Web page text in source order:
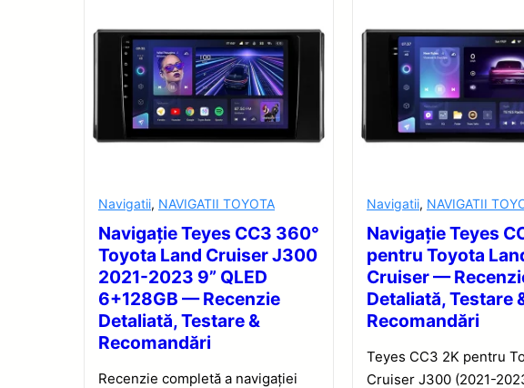
Navigatii, NAVIGATII TOYOTA
Navigație Teyes CC3 360°
Toyota Land Cruiser J300
2021-2023 9” QLED
6+128GB — Recenzie
Detaliată, Testare &
Recomandări
Recenzie completă a navigației
Navigatii, NAVIGATII
Navigație Teyes
pentru Toyota
Cruiser —
Detaliată, Testare
Recomandări
Teyes CC3 2K pentru
Cruiser J300 (2021-